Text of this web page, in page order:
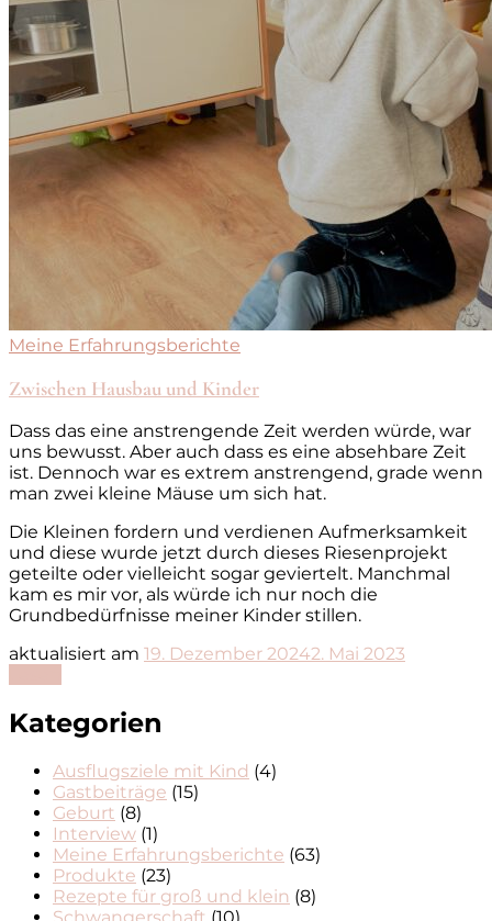
Meine Erfahrungsberichte
Zwischen Hausbau und Kinder
Dass das eine anstrengende Zeit werden würde, war
uns bewusst. Aber auch dass es eine absehbare Zeit
ist. Dennoch war es extrem anstrengend, grade wenn
man zwei kleine Mäuse um sich hat.
Die Kleinen fordern und verdienen Aufmerksamkeit
und diese wurde jetzt durch dieses Riesenprojekt
geteilte oder vielleicht sogar geviertelt. Manchmal
kam es mir vor, als würde ich nur noch die
Grundbedürfnisse meiner Kinder stillen.
aktualisiert am 19. Dezember 20242. Mai 2023
Kategorien
Ausflugsziele mit Kind (4)
Gastbeiträge (15)
Geburt (8)
Interview (1)
Meine Erfahrungsberichte (63)
Produkte (23)
Rezepte für groß und klein (8)